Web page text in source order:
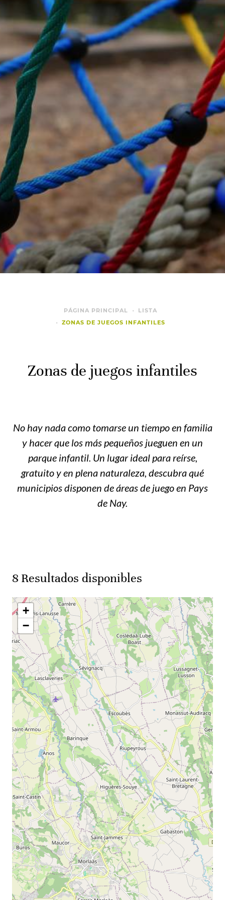
PÁGINA PRINCIPAL
LISTA
ZONAS DE JUEGOS INFANTILES
Zonas de juegos infantiles
No hay nada como tomarse un tiempo en familia
y hacer que los más pequeños jueguen en un
parque infantil. Un lugar ideal para reírse,
gratuito y en plena naturaleza, descubra qué
municipios disponen de áreas de juego en Pays
de Nay.
8 Resultados disponibles
+
−